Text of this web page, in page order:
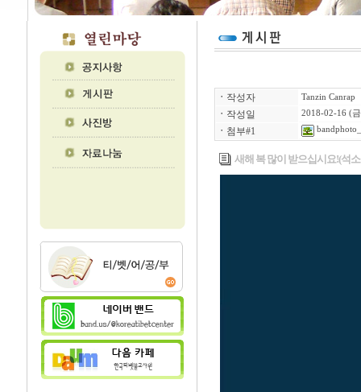
ㆍ 작성자 Tanzin Canrap
ㆍ 작성일 2018-02-16 (
ㆍ 첨부#1
새해 복 많이 받으십시요!(석